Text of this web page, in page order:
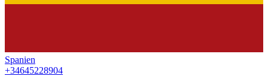
Spanien
+34645228904